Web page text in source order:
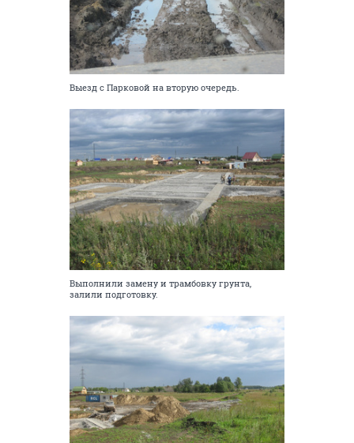
Выезд с Парковой на вторую очередь.
Выполнили замену и трамбовку грунта,
залили подготовку.